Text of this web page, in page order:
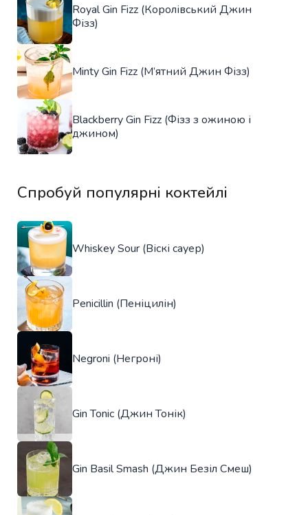
Royal Gin Fizz (Королівський Джин
Фізз)
Minty Gin Fizz (М’ятний Джин Фізз)
Blackberry Gin Fizz (Фізз з ожиною і
джином)
Спробуй популярні коктейлі
Whiskey Sour (Віскі сауер)
Penicillin (Пеніцилін)
Negroni (Негроні)
Gin Tonic (Джин Тонік)
Gin Basil Smash (Джин Безіл Смеш)